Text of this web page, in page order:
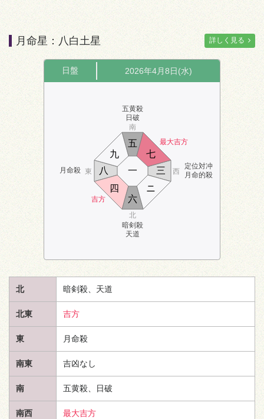
月命星：八白土星 詳しく見る
日盤 2026年4月8日(水)
五黄殺
日破
最大吉方
月命殺
定位対冲
月命的殺
吉方
暗剣殺
天道
南
北
東 西
六
七
八
九
一
ニ
三
四
五
北 暗剣殺、 天道
北東 吉方
東 月命殺
南東 吉凶なし
南 五黄殺、日破
南西 最大吉方